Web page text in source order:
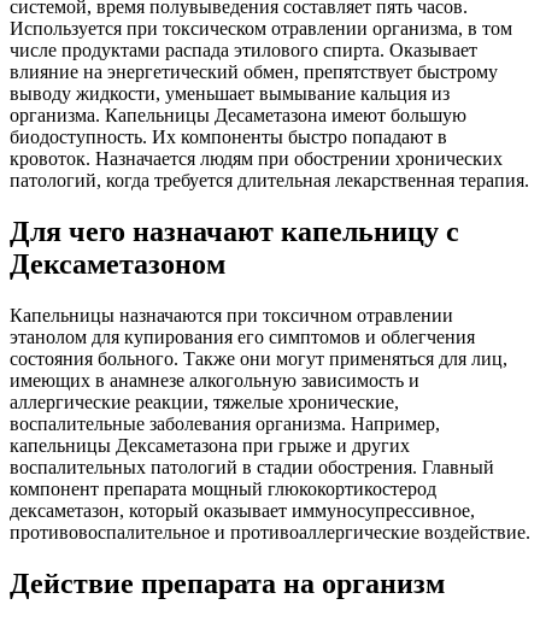
системой, время полувыведения составляет пять часов.
Используется при токсическом отравлении организма, в том
числе продуктами распада этилового спирта. Оказывает
влияние на энергетический обмен, препятствует быстрому
выводу жидкости, уменьшает вымывание кальция из
организма. Капельницы Десаметазона имеют большую
биодоступность. Их компоненты быстро попадают в
кровоток. Назначается людям при обострении хронических
патологий, когда требуется длительная лекарственная терапия.
Для чего назначают капельницу с
Дексаметазоном
Капельницы назначаются при токсичном отравлении
этанолом для купирования его симптомов и облегчения
состояния больного. Также они могут применяться для лиц,
имеющих в анамнезе алкогольную зависимость и
аллергические реакции, тяжелые хронические,
воспалительные заболевания организма. Например,
капельницы Дексаметазона при грыже и других
воспалительных патологий в стадии обострения. Главный
компонент препарата мощный глюкокортикостерод
дексаметазон, который оказывает иммуносупрессивное,
противовоспалительное и противоаллергические воздействие.
Действие препарата на организм